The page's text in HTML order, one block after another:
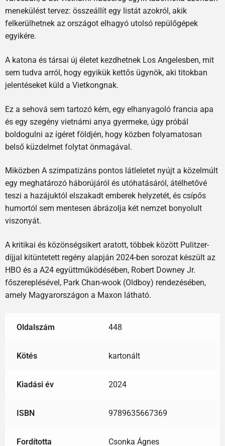
menekülést tervez: összeállít egy listát azokról, akik
felkerülhetnek az országot elhagyó utolsó repülőgépek
egyikére.
A katona és társai új életet kezdhetnek Los Angelesben, mit
sem tudva arról, hogy egyikük kettős ügynök, aki titokban
jelentéseket küld a Vietkongnak.
Ez a sehová sem tartozó kém, egy elhanyagoló francia apa
és egy szegény vietnámi anya gyermeke, úgy próbál
boldogulni az ígéret földjén, hogy közben folyamatosan
belső küzdelmet folytat önmagával.
Miközben A szimpatizáns pontos látleletet nyújt a közelmúlt
egy meghatározó háborújáról és utóhatásáról, átélhetővé
teszi a hazájuktól elszakadt emberek helyzetét, és csípős
humortól sem mentesen ábrázolja két nemzet bonyolult
viszonyát.
A kritikai és közönségsikert aratott, többek között Pulitzer-
díjjal kitüntetett regény alapján 2024-ben sorozat készült az
HBO és a A24 együttműködésében, Robert Downey Jr.
főszereplésével, Park Chan-wook (Oldboy) rendezésében,
amely Magyarországon a Maxon látható.
Oldalszám 448
Kötés kartonált
Kiadási év 2024
ISBN 9789635667369
Fordította Csonka Ágnes